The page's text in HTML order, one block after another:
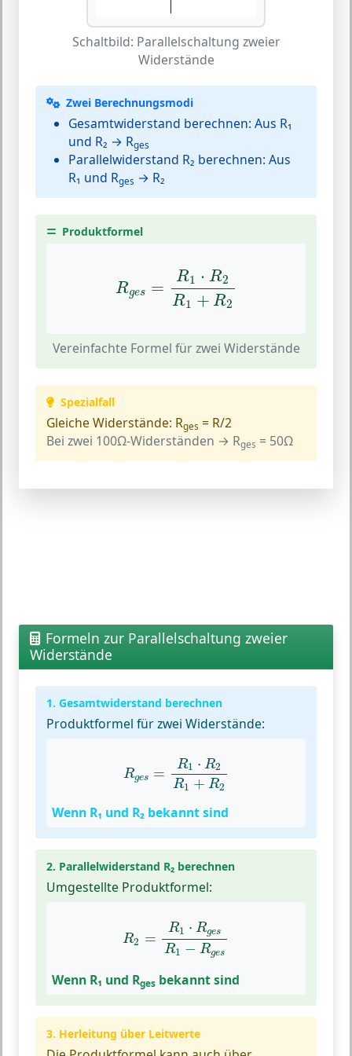
Schaltbild: Parallelschaltung zweier
Widerstände
Zwei Berechnungsmodi
Gesamtwiderstand berechnen: Aus R₁
und R₂ → Rges
Parallelwiderstand R₂ berechnen: Aus
R₁ und Rges → R₂
Produktformel
Rges =
R1 ⋅ R2
R1 + R2
1⋅ R1
Vereinfachte Formel für zwei Widerstände
Spezialfall
Gleiche Widerstände: Rges = R/2
Bei zwei 100Ω-Widerständen → Rges = 50Ω
Formeln zur Parallelschaltung zweier
Widerstände
1. Gesamtwiderstand berechnen
Produktformel für zwei Widerstände:
Rges =
R1 ⋅ R2
R1 + R2
1⋅ 2R
Wenn R₁ und R₂ bekannt sind
2. Parallelwiderstand R₂ berechnen
Umgestellte Produktformel:
R2 =
R1 ⋅ Rges
R1 − Rges
⋅R es
Wenn R₁ und Rges bekannt sind
3. Herleitung über Leitwerte